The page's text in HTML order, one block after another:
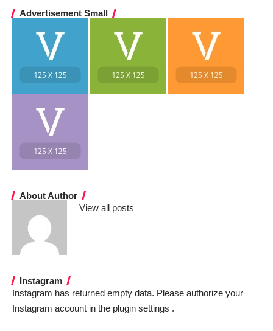
Advertisement Small
About Author
View all posts
Instagram
Instagram has returned empty data. Please authorize your
Instagram account in the plugin settings .